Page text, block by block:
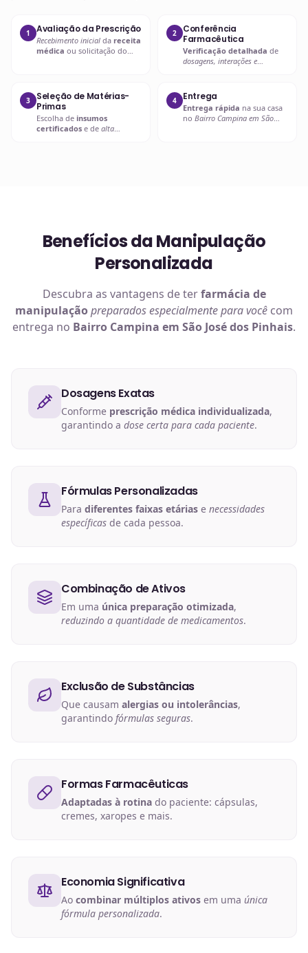
1 Avaliação da Prescrição
Recebimento inicial da receita
médica ou solicitação do
2
Conferência
Farmacêutica
Verificação detalhada de
dosagens, interações e
3
Seleção de Matérias-
Primas
Escolha de insumos
certificados e de alta
4 Entrega
Entrega rápida na sua casa
no Bairro Campina em São
Benefícios da Manipulação
Personalizada
Descubra as vantagens de terfarmácia de
manipulaçãopreparados especialmente para você com
entrega no Bairro Campina em São José dos Pinhais.
Dosagens Exatas
Conforme prescrição médica individualizada,
garantindo a dose certa para cada paciente.
Fórmulas Personalizadas
Para diferentes faixas etárias e necessidades
específicas de cada pessoa.
Combinação de Ativos
Em uma única preparação otimizada,
reduzindo a quantidade de medicamentos.
Exclusão de Substâncias
Que causam alergias ou intolerâncias,
garantindo fórmulas seguras.
Formas Farmacêuticas
Adaptadas à rotina do paciente: cápsulas,
cremes, xaropes e mais.
Economia Significativa
Ao combinar múltiplos ativos em uma única
fórmula personalizada.